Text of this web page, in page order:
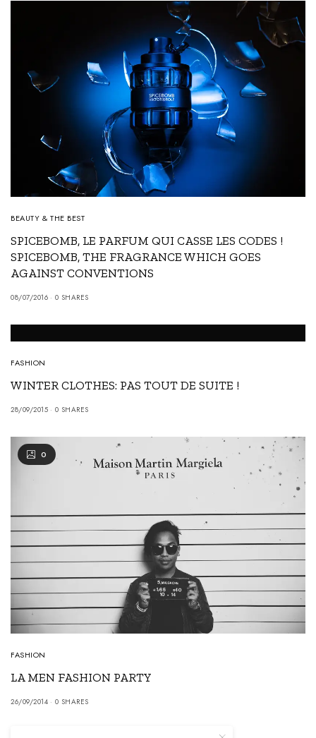
BEAUTY & THE BEST
SPICEBOMB, LE PARFUM QUI CASSE LES CODES !
SPICEBOMB, THE FRAGRANCE WHICH GOES
AGAINST CONVENTIONS
08/07/2016 0 SHARES
FASHION
WINTER CLOTHES: PAS TOUT DE SUITE !
28/09/2015 0 SHARES
0
FASHION
LA MEN FASHION PARTY
26/09/2014 0 SHARES